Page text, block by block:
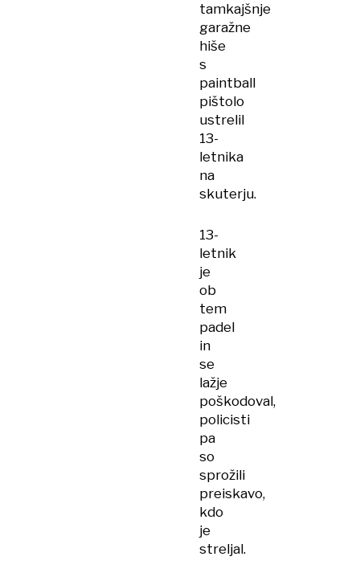
tamkajšnje
garažne
hiše
s
paintball
pištolo
ustrelil
13-
letnika
na
skuterju.
13-
letnik
je
ob
tem
padel
in
se
lažje
poškodoval,
policisti
pa
so
sprožili
preiskavo,
kdo
je
streljal.